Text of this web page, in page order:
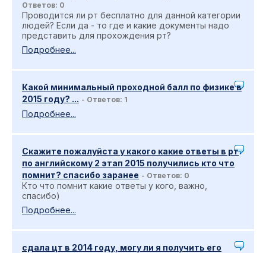
Ответов: 0
Проводится ли рт бесплатно для данной категории
людей? Если да - то где и какие документы надо
представить для прохождения рт?
Подробнее...
Какой минимальный проходной балл по физике в
2015 году? ... - Ответов: 1
Подробнее...
Скажите пожалуйста у какого какие ответы в рт
по английскому 2 этап 2015 получились кто что
помнит? спасибо заранее - Ответов: 0
Кто что помнит какие ответы у кого, важно,
спасибо)
Подробнее...
сдала цт в 2014 году, могу ли я получить его